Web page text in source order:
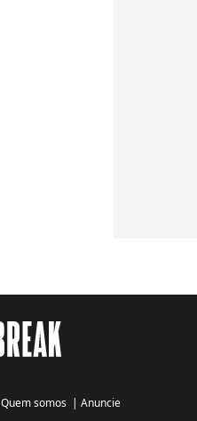
Quem somos | Anuncie